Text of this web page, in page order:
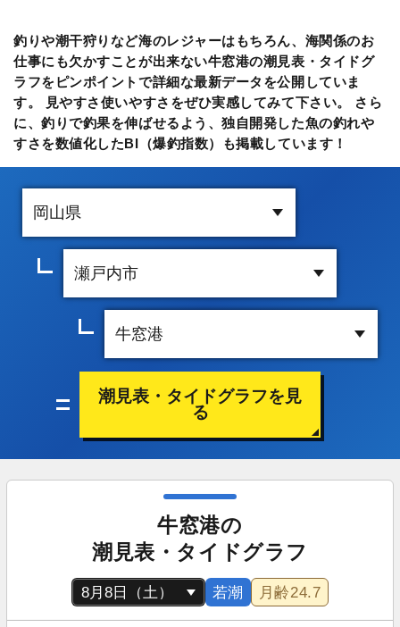
釣りや潮干狩りなど海のレジャーはもちろん、海関係のお
仕事にも欠かすことが出来ない牛窓港の潮見表・タイドグ
ラフをピンポイントで詳細な最新データを公開していま
す。 見やすさ使いやすさをぜひ実感してみて下さい。 さら
に、釣りで釣果を伸ばせるよう、独自開発した魚の釣れや
すさを数値化したBI（爆釣指数）も掲載しています！
潮見表・タイドグラフを見
る
牛窓港の
潮見表・タイドグラフ
若潮 月齢24.7